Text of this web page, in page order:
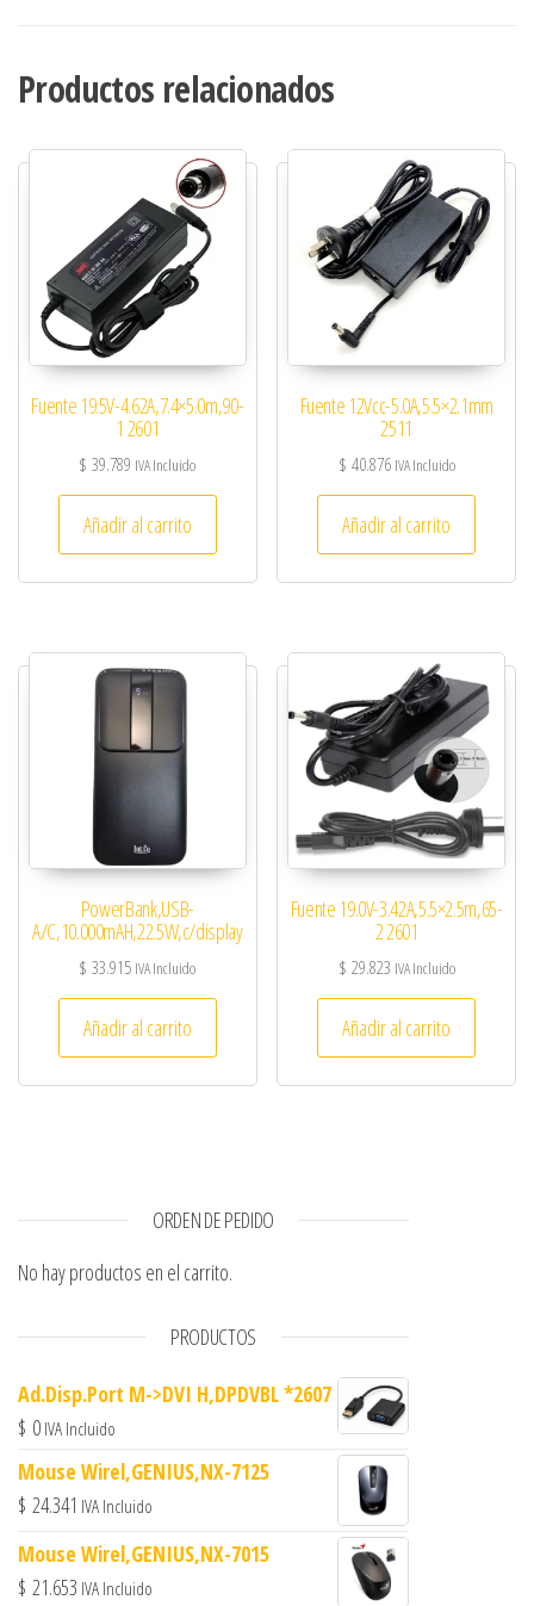
Productos relacionados
Fuente 19.5V-4.62A,7.4×5.0m,90-
1 2601
$ 39.789 IVA Incluido
Añadir al carrito
Fuente 12Vcc-5.0A,5.5×2.1mm
2511
$ 40.876 IVA Incluido
Añadir al carrito
PowerBank,USB-
A/C,10.000mAH,22.5W,c/display
$ 33.915 IVA Incluido
Añadir al carrito
Fuente 19.0V-3.42A,5.5×2.5m,65-
2 2601
$ 29.823 IVA Incluido
Añadir al carrito
ORDEN DE PEDIDO
No hay productos en el carrito.
PRODUCTOS
Ad.Disp.Port M->DVI H,DPDVBL *2607
$ 0 IVA Incluido
Mouse Wirel,GENIUS,NX-7125
$ 24.341 IVA Incluido
Mouse Wirel,GENIUS,NX-7015
$ 21.653 IVA Incluido